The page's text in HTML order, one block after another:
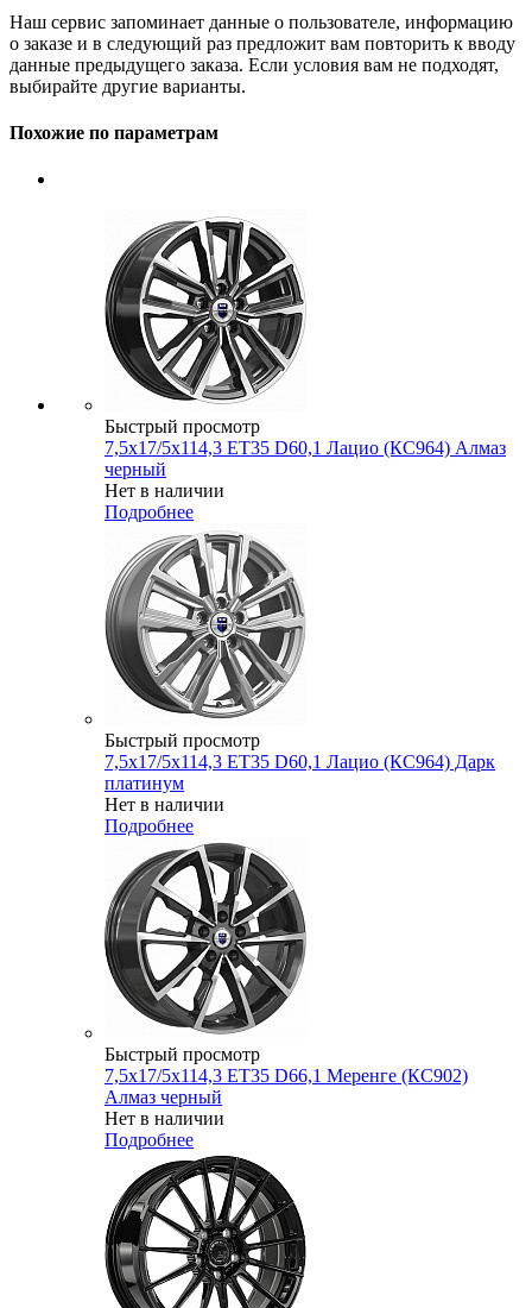
Наш сервис запоминает данные о пользователе, информацию
о заказе и в следующий раз предложит вам повторить к вводу
данные предыдущего заказа. Если условия вам не подходят,
выбирайте другие варианты.
Похожие по параметрам
Быстрый просмотр
7,5x17/5x114,3 ET35 D60,1 Лацио (КС964) Алмаз
черный
Нет в наличии
Подробнее
Быстрый просмотр
7,5x17/5x114,3 ET35 D60,1 Лацио (КС964) Дарк
платинум
Нет в наличии
Подробнее
Быстрый просмотр
7,5x17/5x114,3 ET35 D66,1 Меренге (КС902)
Алмаз черный
Нет в наличии
Подробнее